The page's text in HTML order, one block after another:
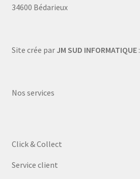
34600 Bédarieux
Site crée par JM SUD INFORMATIQUE:
Nos services
Click & Collect
Service client